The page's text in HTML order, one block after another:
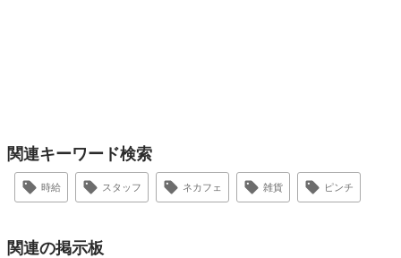
関連キーワード検索
時給 スタッフ ネカフェ 雑貨 ピンチ
関連の掲示板